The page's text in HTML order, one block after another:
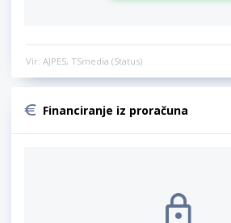
Vir: AJPES, TSmedia (Status)
Financiranje iz proračuna